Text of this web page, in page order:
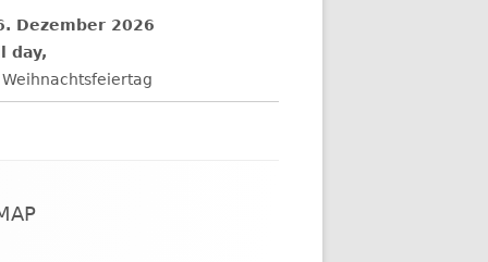
Dezember 2026
day,
Weihnachtsfeiertag